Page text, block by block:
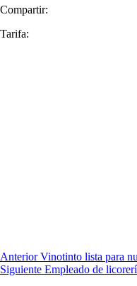
Compartir:
Tarifa:
Anterior Vinotinto lista para
Siguiente Empleado de